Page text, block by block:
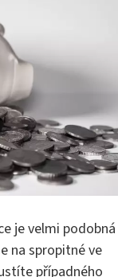
je velmi podobná
na spropitné ve
případného